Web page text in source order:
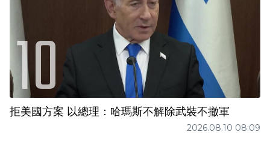
拒美國方案 以總理：哈瑪斯不解除武裝不撤軍
2026.08.10 08:09